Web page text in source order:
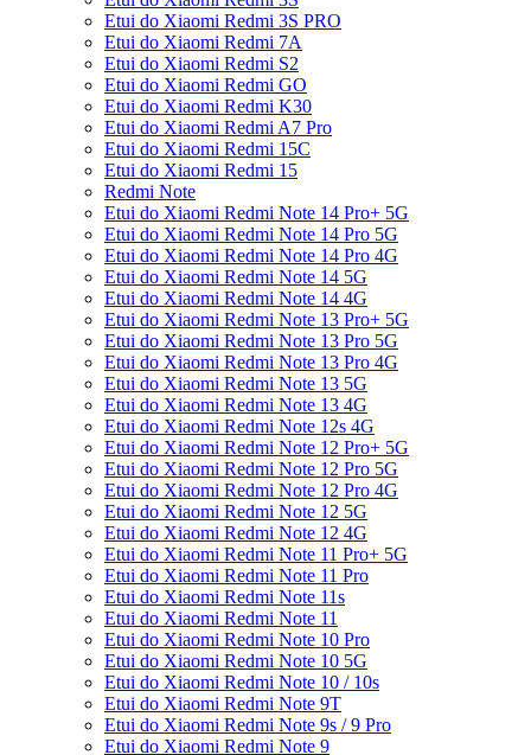
Etui do Xiaomi Redmi 3S PRO
Etui do Xiaomi Redmi 7A
Etui do Xiaomi Redmi S2
Etui do Xiaomi Redmi GO
Etui do Xiaomi Redmi K30
Etui do Xiaomi Redmi A7 Pro
Etui do Xiaomi Redmi 15C
Etui do Xiaomi Redmi 15
Redmi Note
Etui do Xiaomi Redmi Note 14 Pro+ 5G
Etui do Xiaomi Redmi Note 14 Pro 5G
Etui do Xiaomi Redmi Note 14 Pro 4G
Etui do Xiaomi Redmi Note 14 5G
Etui do Xiaomi Redmi Note 14 4G
Etui do Xiaomi Redmi Note 13 Pro+ 5G
Etui do Xiaomi Redmi Note 13 Pro 5G
Etui do Xiaomi Redmi Note 13 Pro 4G
Etui do Xiaomi Redmi Note 13 5G
Etui do Xiaomi Redmi Note 13 4G
Etui do Xiaomi Redmi Note 12s 4G
Etui do Xiaomi Redmi Note 12 Pro+ 5G
Etui do Xiaomi Redmi Note 12 Pro 5G
Etui do Xiaomi Redmi Note 12 Pro 4G
Etui do Xiaomi Redmi Note 12 5G
Etui do Xiaomi Redmi Note 12 4G
Etui do Xiaomi Redmi Note 11 Pro+ 5G
Etui do Xiaomi Redmi Note 11 Pro
Etui do Xiaomi Redmi Note 11s
Etui do Xiaomi Redmi Note 11
Etui do Xiaomi Redmi Note 10 Pro
Etui do Xiaomi Redmi Note 10 5G
Etui do Xiaomi Redmi Note 10 / 10s
Etui do Xiaomi Redmi Note 9T
Etui do Xiaomi Redmi Note 9s / 9 Pro
Etui do Xiaomi Redmi Note 9